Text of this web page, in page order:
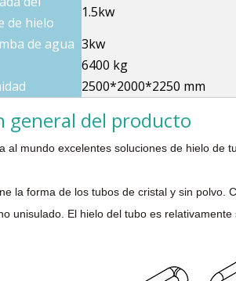
de hielo
1.5kw
de agua 3kw
6400 kg
2500*2000*2250 mm
general del producto
al mundo excelentes soluciones de hielo de
la forma de los tubos de cristal y sin
unisulado. El hielo del tubo es